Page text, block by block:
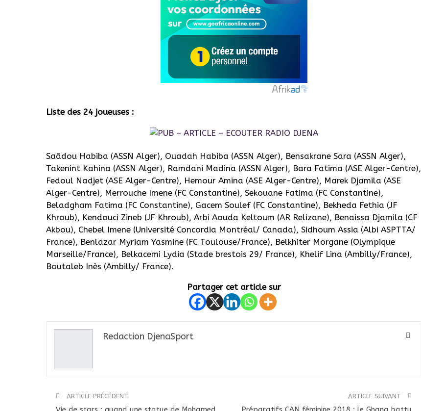
Liste des 24 joueuses :
Saâdou Habiba (ASSN Alger), Ouadah Habiba (ASSN Alger), Bensakrane Sara (ASSN Alger),
Takenint Kahina (ASSN Alger), Ramdani Madina (ASSN Alger), Bara Fatima (ASE Alger-Centre),
Fedoul Nadjet (ASE Alger-Centre), Hemour Amina (ASE Alger-Centre), Marek Djamila (ASE
Alger-Centre), Merrouche Imene (FC Constantine), Sekouane Fatima (FC Constantine),
Beladgham Fatima (FC Constantine), Gacem Soulef (FC Constantine), Bekheda Fethia (JF
Khroub), Kendouci Zineb (JF Khroub), Arbi Aouda Keltoum (AR Relizane), Benaissa Djamila (CF
Akbou), Chebel Imene (Université Concordia Montréal/ Canada), Sidhoum Assia (Albi ASPTTA/
France), Benlazar Myriam Yasmine (FC Toulouse/France), Belkhiter Morgane (Olympique
Marseille/France), Belkacemi Lydia (Stade brestois 29/ France), Khelif Lina (Ambilly/France),
Boutaleb Inès (Ambilly/ France).
Partager cet article sur
Redaction DjenaSport
ARTICLE PRÉCÉDENT ARTICLE SUIVANT